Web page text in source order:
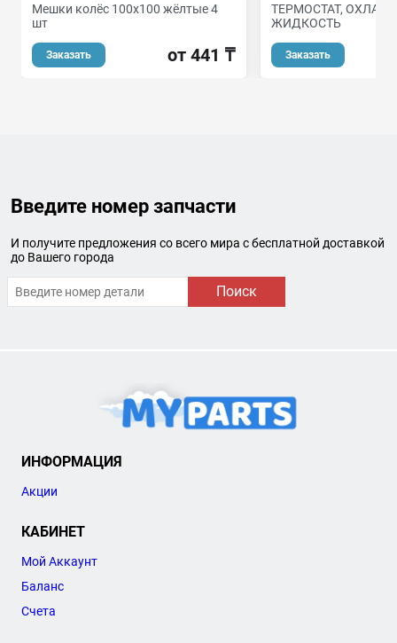
Мешки колёс 100х100 жёлтые 4
шт
Заказать от 441 ₸
ТЕРМОСТАТ,
ЖИДКОСТЬ
Заказать
Введите номер запчасти
И получите предложения со всего мира с бесплатной доставкой
до Вашего города
Поиск
ИНФОРМАЦИЯ
Акции
КАБИНЕТ
Мой Аккаунт
Баланс
Счета